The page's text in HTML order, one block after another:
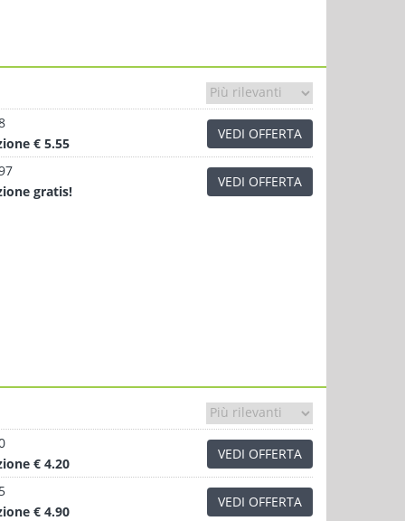
€ 5.55
VEDI OFFERTA
gratis!
VEDI OFFERTA
€ 4.20
VEDI OFFERTA
€ 4.90
VEDI OFFERTA